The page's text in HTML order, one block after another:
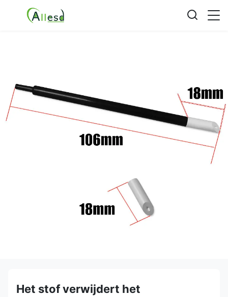
Het stof verwijdert het